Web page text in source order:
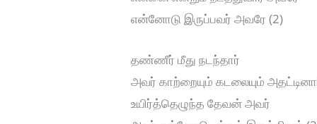
என்னோடு இருப்பவர் அவரே (2)
தண்ணீர் மீது நடந்தார்
அவர் காற்றையும் கடலையும்
உயிர்த்தெழுந்த தேவன் அவர்